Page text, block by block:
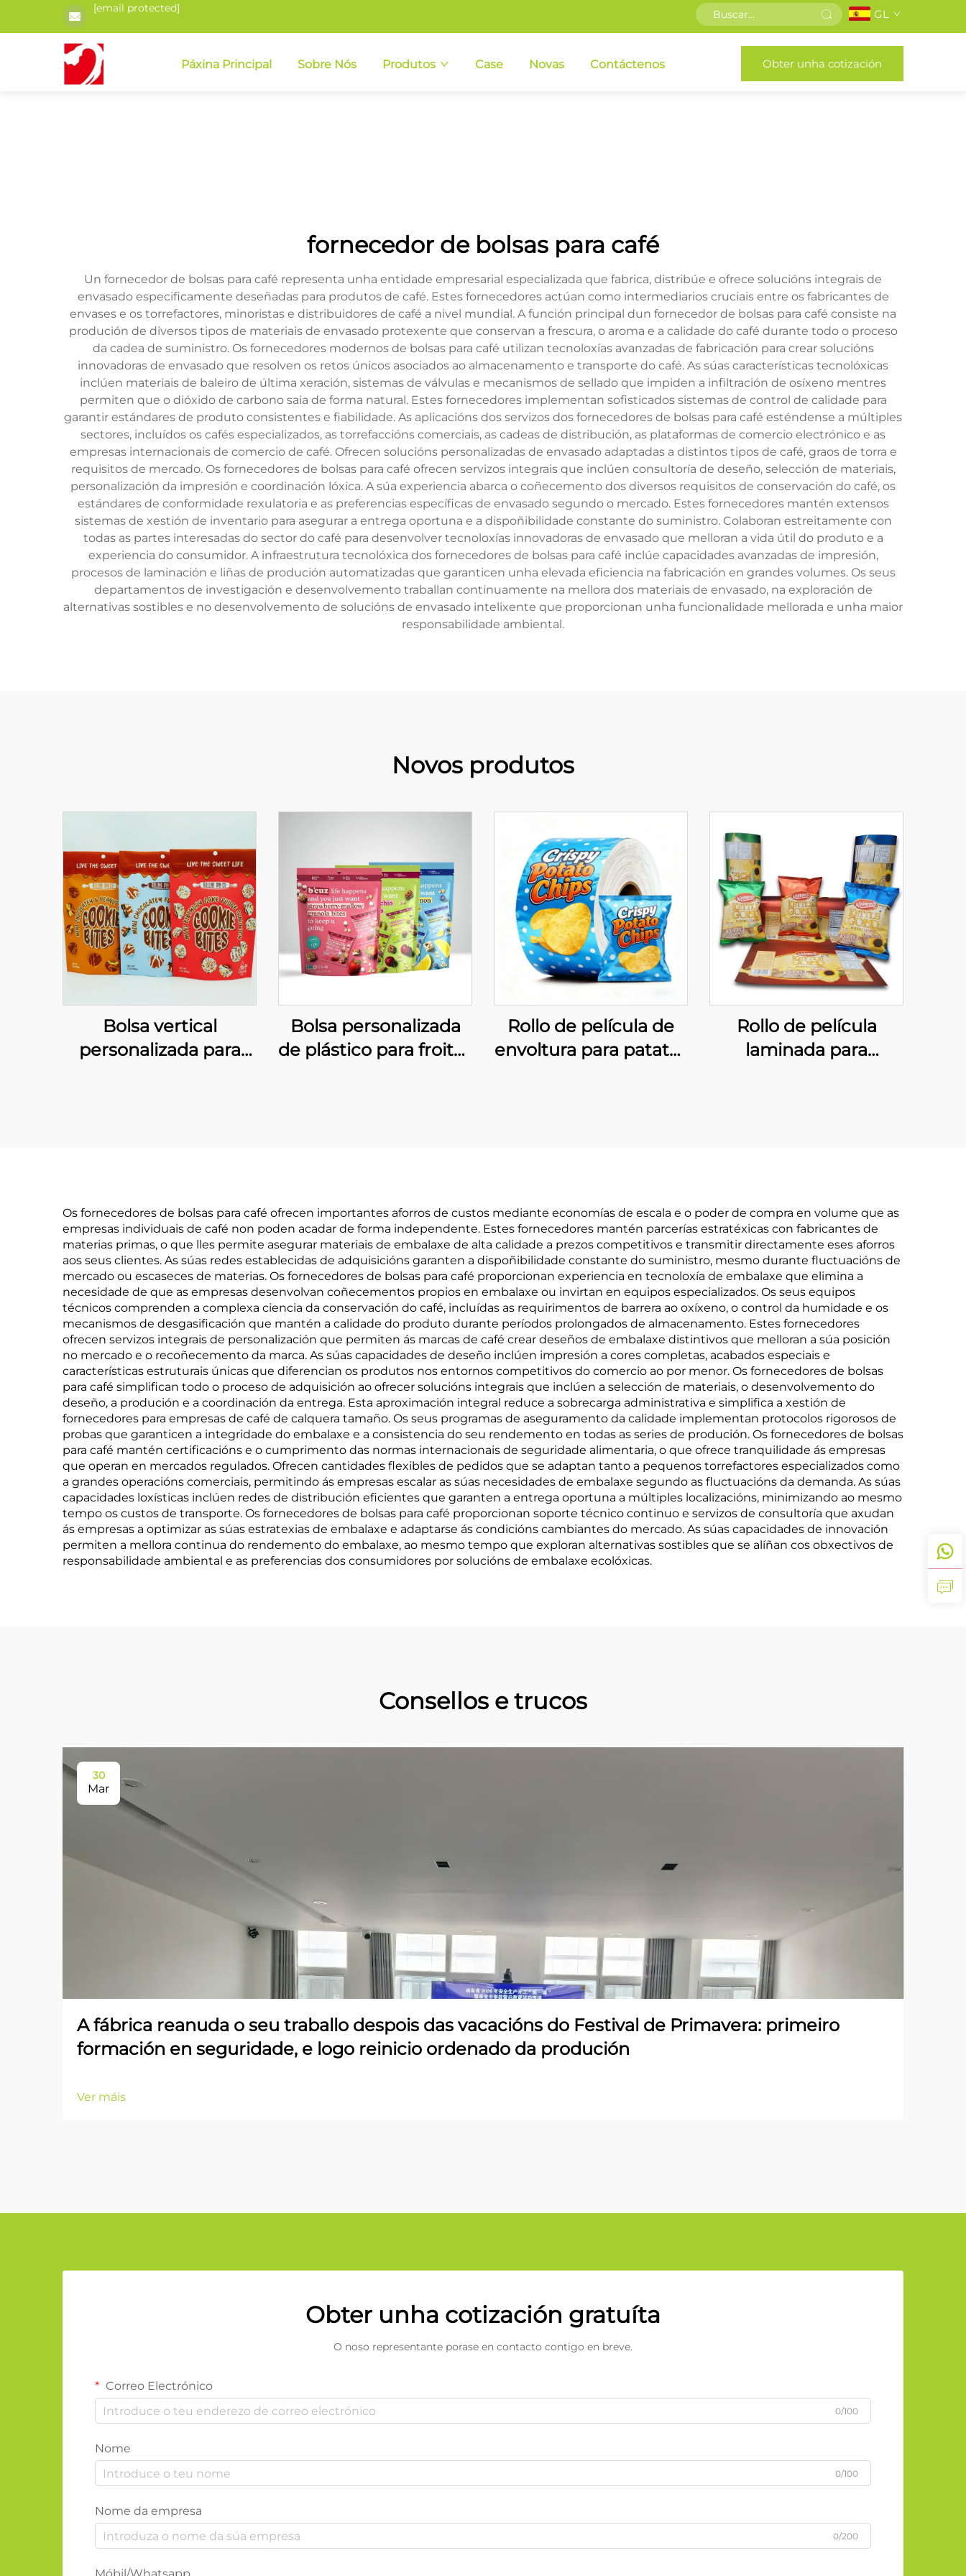
[email protected] GL
Páxina Principal Sobre Nós Produtos Case Novas Contáctenos Obter unha cotización
fornecedor de bolsas para café
Un fornecedor de bolsas para café representa unha entidade empresarial especializada que fabrica, distribúe e ofrece solucións integrais de
envasado especificamente deseñadas para produtos de café. Estes fornecedores actúan como intermediarios cruciais entre os fabricantes de
envases e os torrefactores, minoristas e distribuidores de café a nivel mundial. A función principal dun fornecedor de bolsas para café consiste na
produción de diversos tipos de materiais de envasado protexente que conservan a frescura, o aroma e a calidade do café durante todo o proceso
da cadea de suministro. Os fornecedores modernos de bolsas para café utilizan tecnoloxías avanzadas de fabricación para crear solucións
innovadoras de envasado que resolven os retos únicos asociados ao almacenamento e transporte do café. As súas características tecnolóxicas
inclúen materiais de baleiro de última xeración, sistemas de válvulas e mecanismos de sellado que impiden a infiltración de osíxeno mentres
permiten que o dióxido de carbono saia de forma natural. Estes fornecedores implementan sofisticados sistemas de control de calidade para
garantir estándares de produto consistentes e fiabilidade. As aplicacións dos servizos dos fornecedores de bolsas para café esténdense a múltiples
sectores, incluídos os cafés especializados, as torrefaccións comerciais, as cadeas de distribución, as plataformas de comercio electrónico e as
empresas internacionais de comercio de café. Ofrecen solucións personalizadas de envasado adaptadas a distintos tipos de café, graos de torra e
requisitos de mercado. Os fornecedores de bolsas para café ofrecen servizos integrais que inclúen consultoría de deseño, selección de materiais,
personalización da impresión e coordinación lóxica. A súa experiencia abarca o coñecemento dos diversos requisitos de conservación do café, os
estándares de conformidade rexulatoria e as preferencias específicas de envasado segundo o mercado. Estes fornecedores mantén extensos
sistemas de xestión de inventario para asegurar a entrega oportuna e a dispoñibilidade constante do suministro. Colaboran estreitamente con
todas as partes interesadas do sector do café para desenvolver tecnoloxías innovadoras de envasado que melloran a vida útil do produto e a
experiencia do consumidor. A infraestrutura tecnolóxica dos fornecedores de bolsas para café inclúe capacidades avanzadas de impresión,
procesos de laminación e liñas de produción automatizadas que garanticen unha elevada eficiencia na fabricación en grandes volumes. Os seus
departamentos de investigación e desenvolvemento traballan continuamente na mellora dos materiais de envasado, na exploración de
alternativas sostibles e no desenvolvemento de solucións de envasado intelixente que proporcionan unha funcionalidade mellorada e unha maior
responsabilidade ambiental.
Novos produtos
Bolsa vertical
personalizada para
Bolsa personalizada
de plástico para froitas
Rollo de película de
envoltura para patatas
Rollo de película
laminada para
Os fornecedores de bolsas para café ofrecen importantes aforros de custos mediante economías de escala e o poder de compra en volume que as
empresas individuais de café non poden acadar de forma independente. Estes fornecedores mantén parcerías estratéxicas con fabricantes de
materias primas, o que lles permite asegurar materiais de embalaxe de alta calidade a prezos competitivos e transmitir directamente eses aforros
aos seus clientes. As súas redes establecidas de adquisicións garanten a dispoñibilidade constante do suministro, mesmo durante fluctuacións de
mercado ou escaseces de materias. Os fornecedores de bolsas para café proporcionan experiencia en tecnoloxía de embalaxe que elimina a
necesidade de que as empresas desenvolvan coñecementos propios en embalaxe ou invirtan en equipos especializados. Os seus equipos
técnicos comprenden a complexa ciencia da conservación do café, incluídas as requirimentos de barrera ao oxíxeno, o control da humidade e os
mecanismos de desgasificación que mantén a calidade do produto durante períodos prolongados de almacenamento. Estes fornecedores
ofrecen servizos integrais de personalización que permiten ás marcas de café crear deseños de embalaxe distintivos que melloran a súa posición
no mercado e o recoñecemento da marca. As súas capacidades de deseño inclúen impresión a cores completas, acabados especiais e
características estruturais únicas que diferencian os produtos nos entornos competitivos do comercio ao por menor. Os fornecedores de bolsas
para café simplifican todo o proceso de adquisición ao ofrecer solucións integrais que inclúen a selección de materiais, o desenvolvemento do
deseño, a produción e a coordinación da entrega. Esta aproximación integral reduce a sobrecarga administrativa e simplifica a xestión de
fornecedores para empresas de café de calquera tamaño. Os seus programas de aseguramento da calidade implementan protocolos rigorosos de
probas que garanticen a integridade do embalaxe e a consistencia do seu rendemento en todas as series de produción. Os fornecedores de bolsas
para café mantén certificacións e o cumprimento das normas internacionais de seguridade alimentaria, o que ofrece tranquilidade ás empresas
que operan en mercados regulados. Ofrecen cantidades flexibles de pedidos que se adaptan tanto a pequenos torrefactores especializados como
a grandes operacións comerciais, permitindo ás empresas escalar as súas necesidades de embalaxe segundo as fluctuacións da demanda. As súas
capacidades loxísticas inclúen redes de distribución eficientes que garanten a entrega oportuna a múltiples localizacións, minimizando ao mesmo
tempo os custos de transporte. Os fornecedores de bolsas para café proporcionan soporte técnico continuo e servizos de consultoría que axudan
ás empresas a optimizar as súas estratexias de embalaxe e adaptarse ás condicións cambiantes do mercado. As súas capacidades de innovación
permiten a mellora continua do rendemento do embalaxe, ao mesmo tempo que exploran alternativas sostibles que se alíñan cos obxectivos de
responsabilidade ambiental e as preferencias dos consumidores por solucións de embalaxe ecolóxicas.
Consellos e trucos
30
Mar
A fábrica reanuda o seu traballo despois das vacacións do Festival de Primavera: primeiro
formación en seguridade, e logo reinicio ordenado da produción
Ver máis
Obter unha cotización gratuíta
O noso representante porase en contacto contigo en breve.
Correo Electrónico
0/100
Nome
0/100
Nome da empresa
0/200